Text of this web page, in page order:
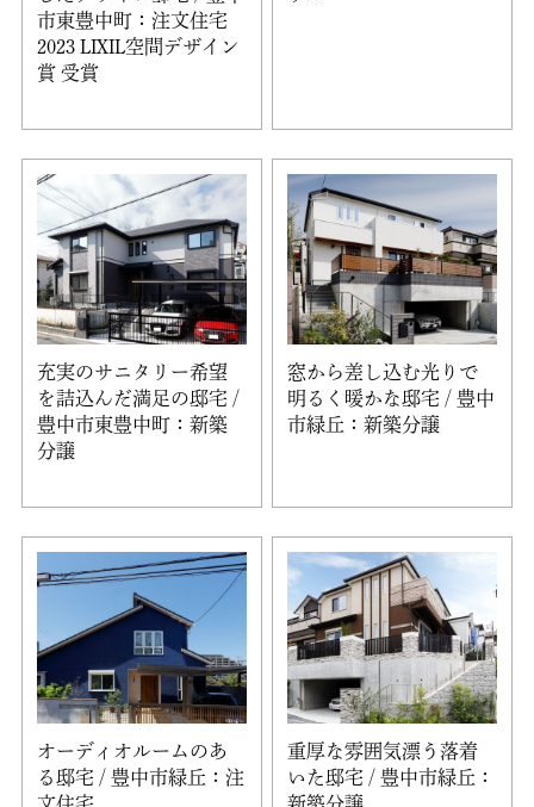
市東豊中町：注文住宅
2023 LIXIL空間デザイン
賞 受賞
充実のサニタリー希望
を詰込んだ満足の邸宅 /
豊中市東豊中町：新築
分譲
窓から差し込む光りで
明るく暖かな邸宅 / 豊中
市緑丘：新築分譲
オーディオルームのあ
る邸宅 / 豊中市緑丘：注
文住宅
重厚な雰囲気漂う落着
いた邸宅 / 豊中市緑丘：
新築分譲